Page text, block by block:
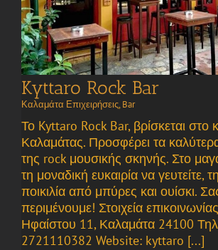
Kyttaro Rock Bar
Καλαμάτα Επιχειρήσεις, Bar
Το Kyttaro Rock Bar, βρίσκεται στο
Καλαμάτας. Προσφέρει τα
της rock μουσικής σκηνής. Στο
τη μοναδική ευκαιρία να γευτείτε,
ποικιλία από μπύρες και ουίσκι.
περιμένουμε! Στοιχεία
Ηφαίστου 11, Καλαμάτα 24100
2721110382 Website: kyttaro [...]